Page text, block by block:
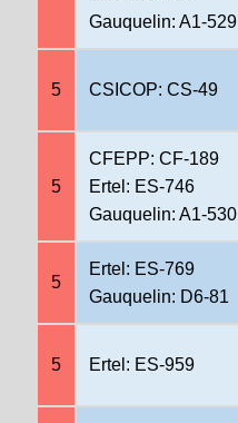
Gauquelin: A1-529
5 CSICOP: CS-49
5
CFEPP: CF-189
Ertel: ES-746
Gauquelin: A1-530
5
Ertel: ES-769
Gauquelin: D6-81
5 Ertel: ES-959